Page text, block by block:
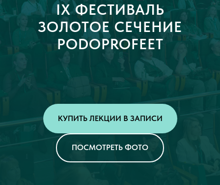
IX ФЕСТИВАЛЬ
ЗОЛОТОЕ СЕЧЕНИЕ
PODOPROFEET
КУПИТЬ ЛЕКЦИИ В ЗАПИСИ
ПОСМОТРЕТЬ ФОТО